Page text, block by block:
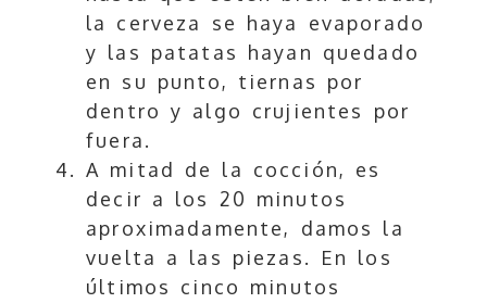
la cerveza se haya evaporado
y las patatas hayan quedado
en su punto, tiernas por
dentro y algo crujientes por
fuera.
A mitad de la cocción, es
decir a los 20 minutos
aproximadamente, damos la
vuelta a las piezas. En los
últimos cinco minutos